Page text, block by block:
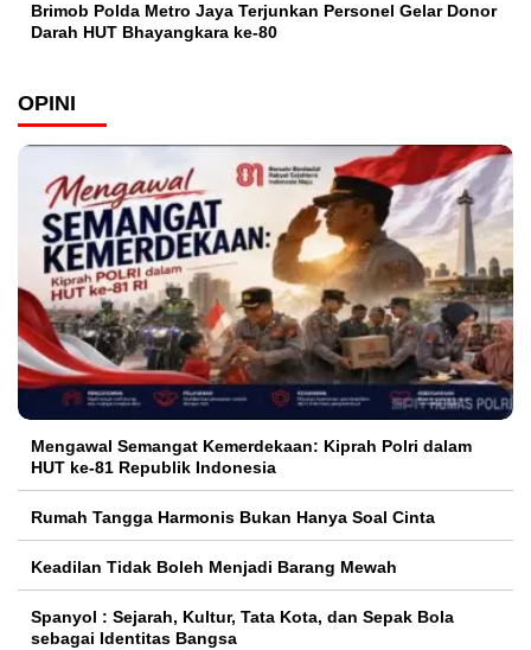
Brimob Polda Metro Jaya Terjunkan Personel Gelar Donor
Darah HUT Bhayangkara ke-80
OPINI
Mengawal Semangat Kemerdekaan: Kiprah Polri dalam
HUT ke-81 Republik Indonesia
Rumah Tangga Harmonis Bukan Hanya Soal Cinta
Keadilan Tidak Boleh Menjadi Barang Mewah
Spanyol : Sejarah, Kultur, Tata Kota, dan Sepak Bola
sebagai Identitas Bangsa